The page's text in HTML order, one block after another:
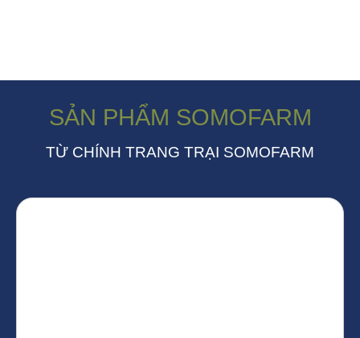
SẢN PHẨM SOMOFARM
TỪ CHÍNH TRANG TRẠI SOMOFARM